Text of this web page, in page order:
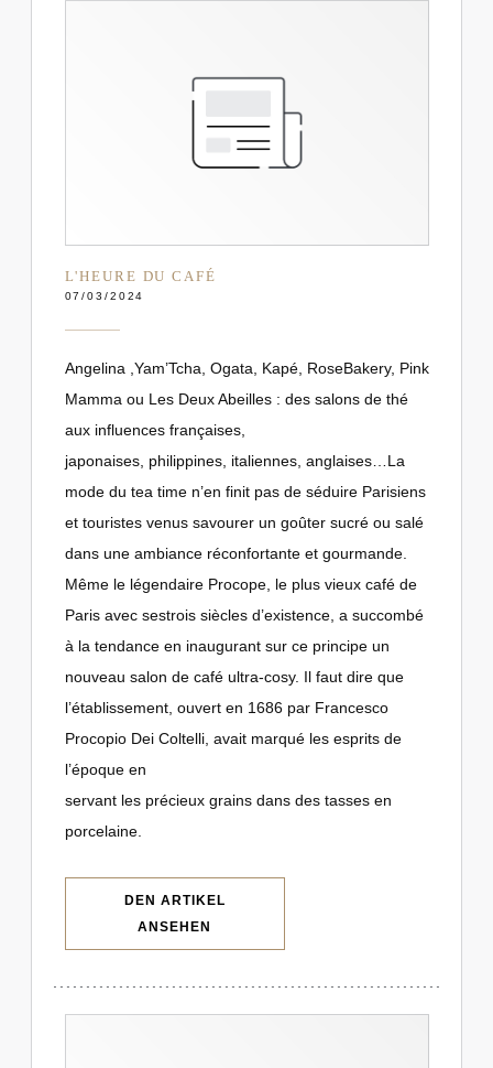
L'HEURE DU CAFÉ
07/03/2024
Angelina ,Yam’Tcha, Ogata, Kapé, RoseBakery, Pink
Mamma ou Les Deux Abeilles : des salons de thé
aux influences françaises,
japonaises, philippines, italiennes, anglaises…La
mode du tea time n’en finit pas de séduire Parisiens
et touristes venus savourer un goûter sucré ou salé
dans une ambiance réconfortante et gourmande.
Même le légendaire Procope, le plus vieux café de
Paris avec sestrois siècles d’existence, a succombé
à la tendance en inaugurant sur ce principe un
nouveau salon de café ultra-cosy. Il faut dire que
l’établissement, ouvert en 1686 par Francesco
Procopio Dei Coltelli, avait marqué les esprits de
l’époque en
servant les précieux grains dans des tasses en
porcelaine.
DEN ARTIKEL
ANSEHEN